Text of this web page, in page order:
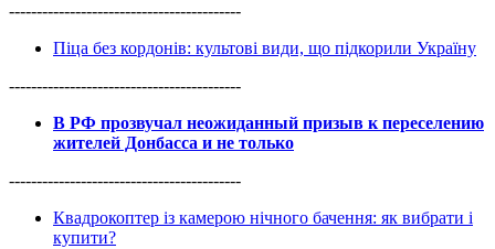
------------------------------------------
Піца без кордонів: культові види, що підкорили Україну
------------------------------------------
В РФ прозвучал неожиданный призыв к переселению
жителей Донбасса и не только
------------------------------------------
Квадрокоптер із камерою нічного бачення: як вибрати і
купити?